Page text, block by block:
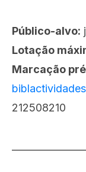
Público-alvo:
Lotação
Marcação
212508210